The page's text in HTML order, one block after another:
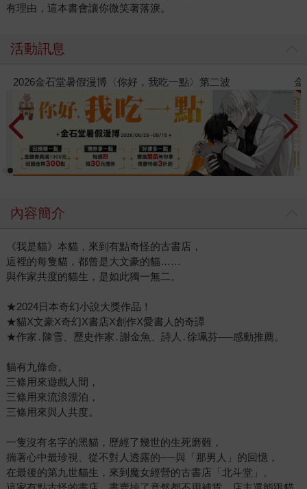
有理由，這本書會讓你微笑著落淚。
活動訊息
金石堂2026海外優惠：電子書
內容簡介
《我是貓》本貓，來到有點奇怪的古書店，
這裡的每隻貓，都曾是大文豪的貓……
與作家共度的貓生，是如此獨一無二。
★2024日本奇幻小說大獎作品！
★貓X文豪X奇幻X書店X創作X愛書人的奇譚
★作家․陳雪、歷史作家․謝金魚、詩人․徐珮芬──感動推薦。
貓有九條命。
三條用來遊戲人間，
三條用來流浪漂泊，
三條用來與人共度。
一隻沒有名字的黑貓，歷經了幾世的生死磨難，
揣著心中最珍視、從不對人透露的──與「那男人」的回憶，
在最後的第九世貓生，來到魔女經營的古書店「北斗堂」。